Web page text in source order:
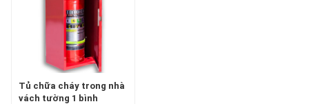
Tủ chữa cháy trong nhà
vách tường 1 bình